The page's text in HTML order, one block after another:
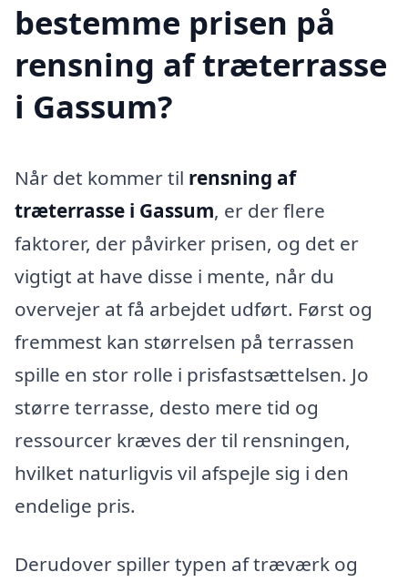
bestemme prisen på
rensning af træterrasse
i Gassum?
Når det kommer til rensning af
træterrasse i Gassum, er der flere
faktorer, der påvirker prisen, og det er
vigtigt at have disse i mente, når du
overvejer at få arbejdet udført. Først og
fremmest kan størrelsen på terrassen
spille en stor rolle i prisfastsættelsen. Jo
større terrasse, desto mere tid og
ressourcer kræves der til rensningen,
hvilket naturligvis vil afspejle sig i den
endelige pris.
Derudover spiller typen af træværk og